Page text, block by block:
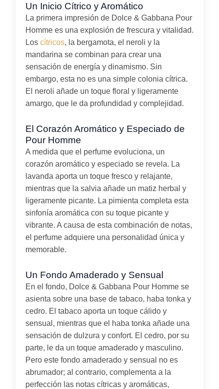
Un Inicio Cítrico y Aromático
La primera impresión de Dolce & Gabbana Pour
Homme es una explosión de frescura y vitalidad.
Los cítricos, la bergamota, el neroli y la
mandarina se combinan para crear una
sensación de energía y dinamismo. Sin
embargo, esta no es una simple colonia cítrica.
El neroli añade un toque floral y ligeramente
amargo, que le da profundidad y complejidad.
El Corazón Aromático y Especiado de
Pour Homme
A medida que el perfume evoluciona, un
corazón aromático y especiado se revela. La
lavanda aporta un toque fresco y relajante,
mientras que la salvia añade un matiz herbal y
ligeramente picante. La pimienta completa esta
sinfonía aromática con su toque picante y
vibrante. A causa de esta combinación de notas,
el perfume adquiere una personalidad única y
memorable.
Un Fondo Amaderado y Sensual
En el fondo, Dolce & Gabbana Pour Homme se
asienta sobre una base de tabaco, haba tonka y
cedro. El tabaco aporta un toque cálido y
sensual, mientras que el haba tonka añade una
sensación de dulzura y confort. El cedro, por su
parte, le da un toque amaderado y masculino.
Pero este fondo amaderado y sensual no es
abrumador; al contrario, complementa a la
perfección las notas cítricas y aromáticas,